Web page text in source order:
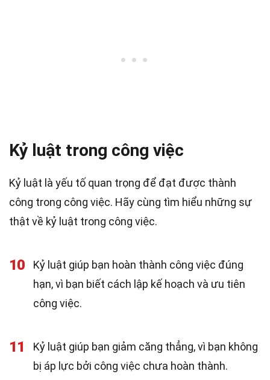
Kỷ luật trong công việc
Kỷ luật là yếu tố quan trọng để đạt được thành
công trong công việc. Hãy cùng tìm hiểu những sự
thật về kỷ luật trong công việc.
10
Kỷ luật giúp bạn hoàn thành công việc đúng
hạn, vì bạn biết cách lập kế hoạch và ưu tiên
công việc.
11
Kỷ luật giúp bạn giảm căng thẳng, vì bạn không
bị áp lực bởi công việc chưa hoàn thành.